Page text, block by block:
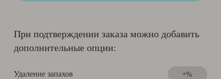
При подтверждении заказа можно добавить
дополнительные опции:
Удаление запахов +%